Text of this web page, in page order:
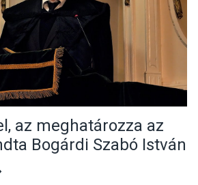
az meghatározza az
Bogárdi Szabó István